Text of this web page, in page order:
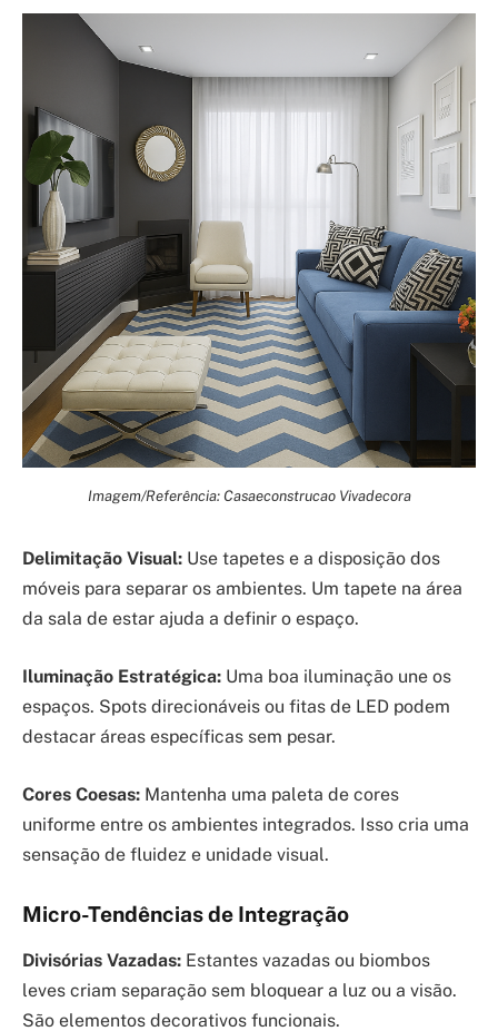
Imagem/Referência: Casaeconstrucao Vivadecora
Delimitação Visual: Use tapetes e a disposição dos
móveis para separar os ambientes. Um tapete na área
da sala de estar ajuda a definir o espaço.
Iluminação Estratégica: Uma boa iluminação une os
espaços. Spots direcionáveis ou fitas de LED podem
destacar áreas específicas sem pesar.
Cores Coesas: Mantenha uma paleta de cores
uniforme entre os ambientes integrados. Isso cria uma
sensação de fluidez e unidade visual.
Micro-Tendências de Integração
Divisórias Vazadas: Estantes vazadas ou biombos
leves criam separação sem bloquear a luz ou a visão.
São elementos decorativos funcionais.